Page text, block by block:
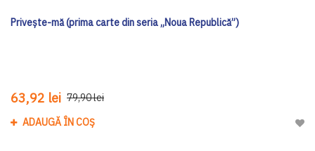
Privește-mă (prima carte din seria „Noua Republică”)
63,92 lei 79,90 lei
ADAUGĂ ÎN COȘ